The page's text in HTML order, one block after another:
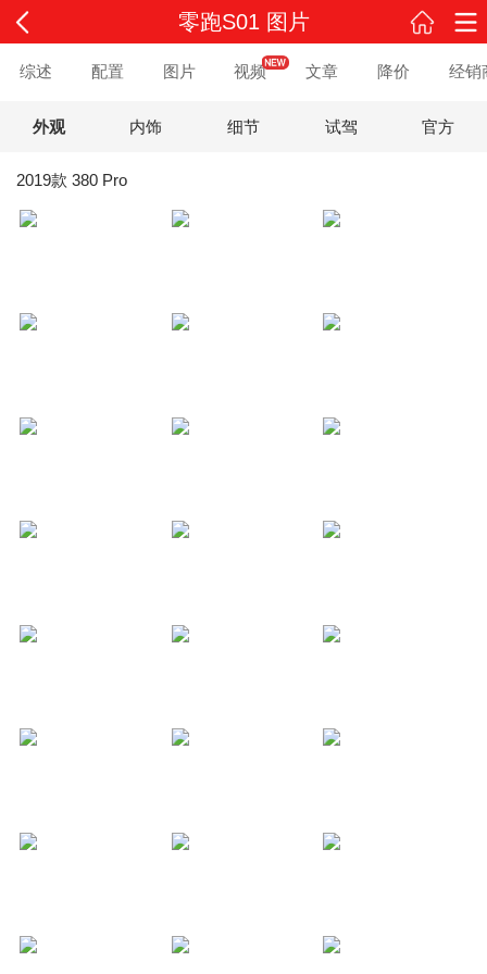
零跑S01 图片
综述 配置 图片 视频 文章 降价 经销
外观 内饰 细节 试驾 官方
2019款 380 Pro